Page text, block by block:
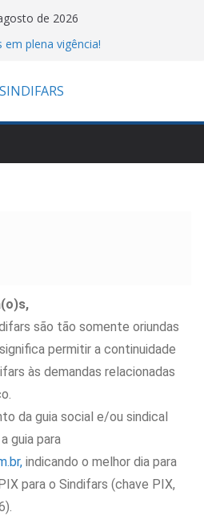
de 2026
em plena vigência!
atos antissindicais!
por que comparar
são tão somente oriundas
permitir a continuidade
às demandas relacionadas
da guia social e/ou sindical
guia para
indicando o melhor dia para
para o Sindifars (chave PIX,